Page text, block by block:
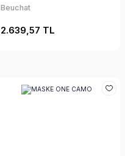
Beuchat
2.639,57 TL